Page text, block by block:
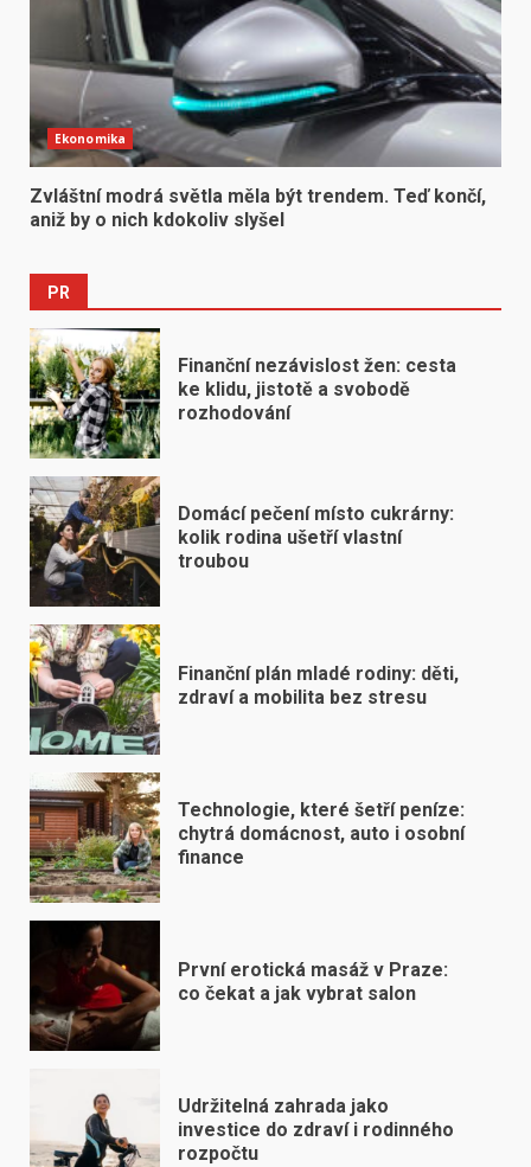
Ekonomika
Zvláštní modrá světla měla být trendem. Teď končí,
aniž by o nich kdokoliv slyšel
PR
Finanční nezávislost žen: cesta
ke klidu, jistotě a svobodě
rozhodování
Domácí pečení místo cukrárny:
kolik rodina ušetří vlastní
troubou
Finanční plán mladé rodiny: děti,
zdraví a mobilita bez stresu
Technologie, které šetří peníze:
chytrá domácnost, auto i osobní
finance
První erotická masáž v Praze:
co čekat a jak vybrat salon
Udržitelná zahrada jako
investice do zdraví i rodinného
rozpočtu